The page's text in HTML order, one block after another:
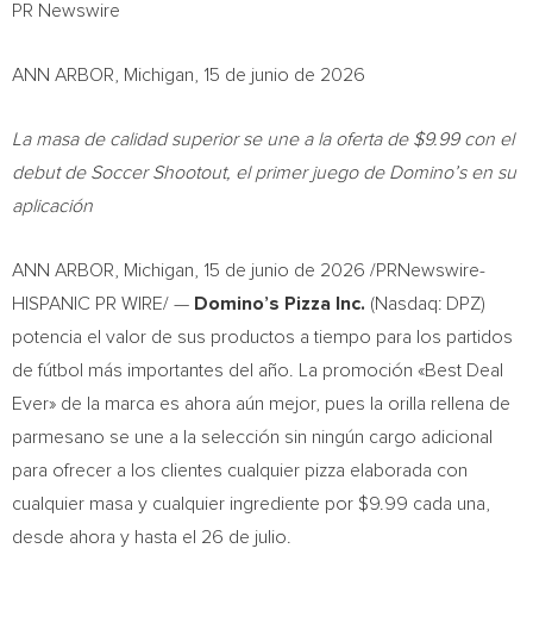
PR Newswire
ANN ARBOR, Michigan, 15 de junio de 2026
La masa de calidad superior se une a la oferta de $9.99 con el
debut de Soccer Shootout, el primer juego de Domino’s en su
aplicación
ANN ARBOR, Michigan 15 de junio de 2026 /PRNewswire-
HISPANIC PR WIRE/ — Domino’s Pizza Inc. (Nasdaq: DPZ)
potencia el valor de sus productos a tiempo para los partidos
de fútbol más importantes del año. La promoción «Best Deal
Ever» de la marca es ahora aún mejor, pues la orilla rellena de
parmesano se une a la selección sin ningún cargo adicional
para ofrecer a los clientes cualquier pizza elaborada con
cualquier masa y cualquier ingrediente por $9.99 cada una,
desde ahora y hasta el 26 de julio.